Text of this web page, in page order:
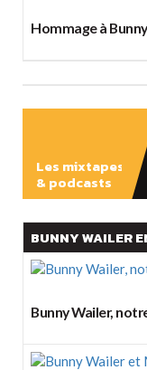
Hommage à
Les mixtapes
& podcasts
BUNNY WAILER
Bunny Wailer,